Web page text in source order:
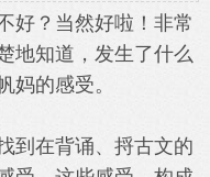
好？ 当然好啦！ 非常
地知道，发生了什么
妈的感受。
到在背诵、捋古文的